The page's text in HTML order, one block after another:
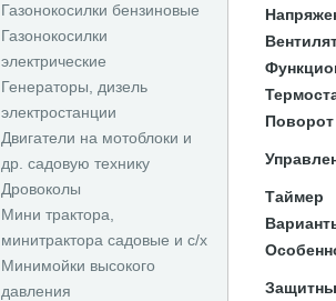
Газонокосилки бензиновые
Газонокосилки
электрические
Генераторы, дизель
электростанции
Двигатели на мотоблоки и
др. садовую технику
Дровоколы
Мини трактора,
минитрактора садовые и с/х
Минимойки высокого
давления
Поворот
Таймер